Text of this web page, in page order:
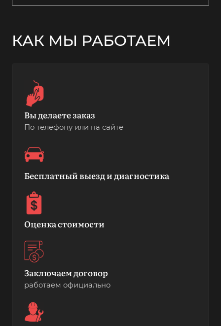
КАК МЫ РАБОТАЕМ
Вы делаете заказ
По телефону или на сайте
Бесплатный выезд и диагностика
Оценка стоимости
Заключаем договор
работаем официально